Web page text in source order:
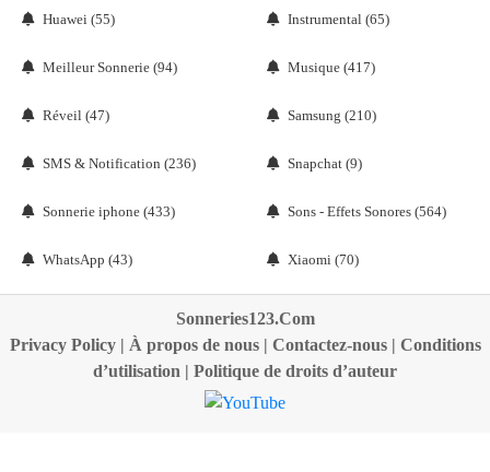
Huawei (55) Instrumental (65)
Meilleur Sonnerie (94) Musique (417)
Réveil (47) Samsung (210)
SMS & Notification (236) Snapchat (9)
Sonnerie iphone (433) Sons - Effets Sonores (564)
WhatsApp (43) Xiaomi (70)
Sonneries123.Com
Privacy Policy| À propos de nous| Contactez-nous| Conditions
d’utilisation | Politique de droits d’auteur